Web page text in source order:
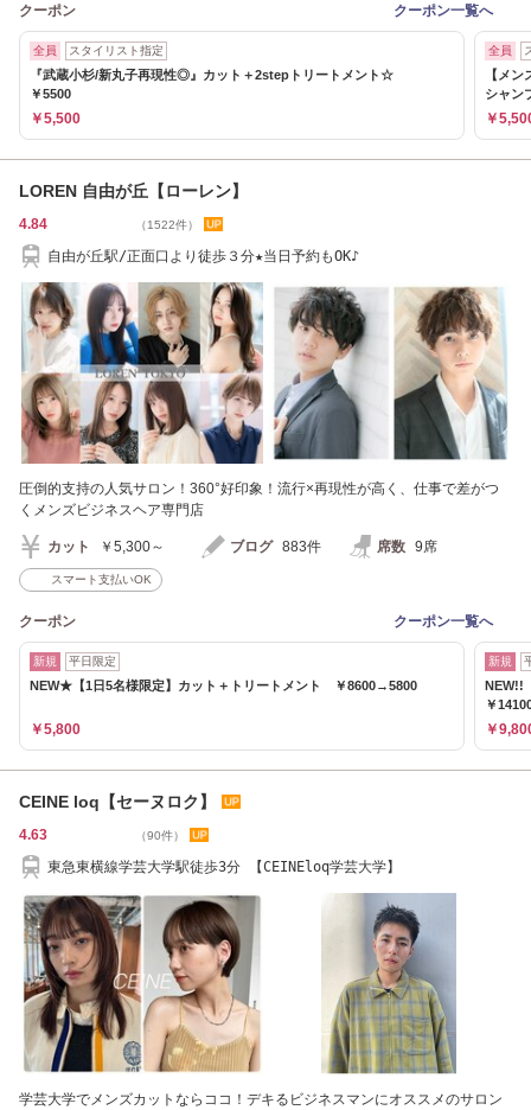
クーポン クーポン一覧へ
全員 スタイリスト指定
『武蔵小杉/新丸子再現性◎』カット＋2stepトリートメント☆
￥5500
￥5,500
全員
【メ
シャン
￥
LOREN 自由が丘【ローレン】
4.84 （1522件）
自由が丘駅/正面口より徒歩３分★当日予約もOK♪
圧倒的支持の人気サロン！360°好印象！流行×再現性が高く、仕事で差がつ
くメンズビジネスヘア専門店
カット ￥5,300～ ブログ 883件 席数 9席
スマート支払いOK
クーポン クーポン一覧へ
新規 平日限定
NEW★【1日5名様限定】カット＋トリートメント ￥8600→5800
￥5,800
新規
NEW!!
￥
￥
CEINE loq【セーヌロク】
4.63 （90件）
東急東横線学芸大学駅徒歩3分 【CEINEloq学芸大学】
学芸大学でメンズカットならココ！デキるビジネスマンにオススメのサロン